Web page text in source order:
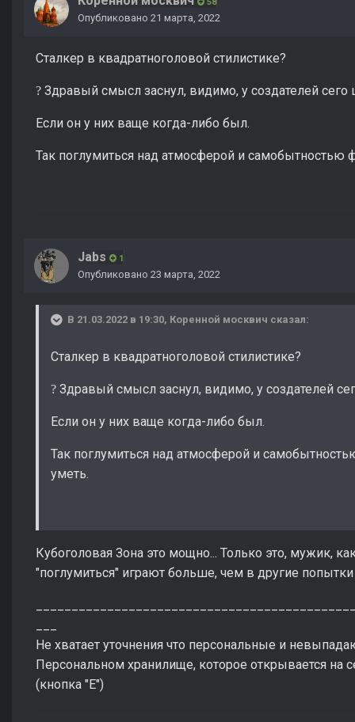
Опубликовано 21 марта, 2022
Сталкер в квадратноголовой стилистике?
? Здравый смысл заснул, видимо, у создателей сего
Если он у них ваще когда-либо был.
Так поглумиться над атмосферой и самобытностью
Jabs 1
Опубликовано 23 марта, 2022
В 21.03.2022 в 19:30, Коренной москвич сказал:
Сталкер в квадратноголовой стилистике?
? Здравый смысл заснул, видимо, у создателей
Если он у них ваще когда-либо был.
Так поглумиться над атмосферой и
уметь.
Кубоголовая Зона это мощно... Только это, мужик,
"поглумиться" играют больше, чем в другие попытки
Не хватает уточнения что персональные и
Персональном хранилище, которое открывается на
(кнопка "Е")